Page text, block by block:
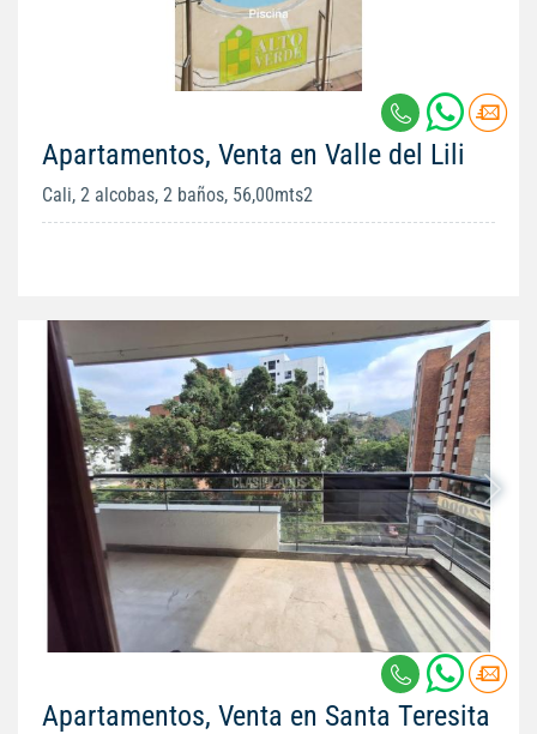
Apartamentos, Venta en Valle del Lili
Cali, 2 alcobas, 2 baños, 56,00mts2
Apartamentos, Venta en Santa Teresita